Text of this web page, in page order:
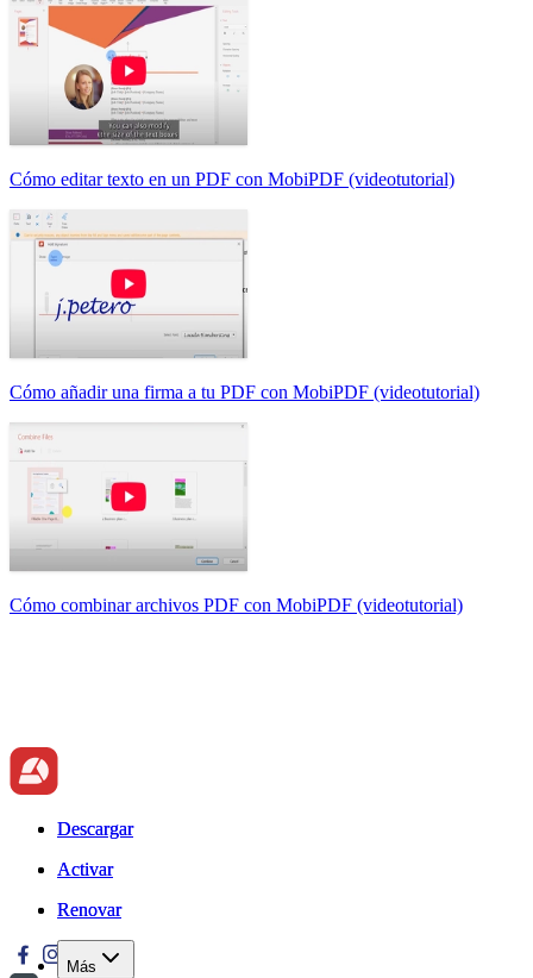
Cómo editar texto en un PDF con MobiPDF (videotutorial)
Cómo añadir una firma a tu PDF con MobiPDF (videotutorial)
Cómo combinar archivos PDF con MobiPDF (videotutorial)
Descargar
Activar
Renovar
Más
Descargar
Activar
Renovar